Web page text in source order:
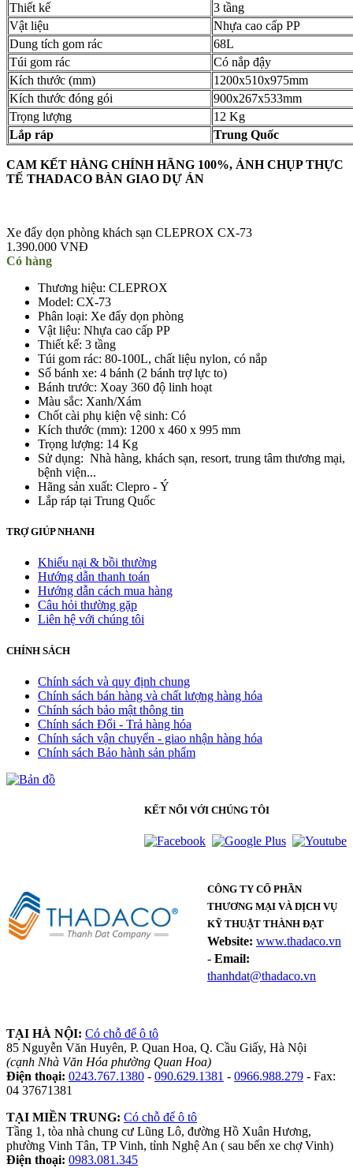
Thiết kế
3 tầng
Vật liệu
Nhựa cao cấp PP
Dung tích gom rác
68L
Túi gom rác
Có nắp đậy
Kích thước (mm)
1200x510x975mm
Kích thước đóng gói
900x267x533mm
Trọng lượng
12 Kg
Lắp ráp
Trung Quốc
CAM KẾT HÀNG CHÍNH HÃNG 100%, ẢNH CHỤP THỰC
TẾ THADACO BÀN GIAO DỰ ÁN
Xe đẩy dọn phòng khách sạn CLEPROX CX-73
1.390.000 VNĐ
Có hàng
Thương hiệu: CLEPROX
Model: CX-73
Phân loại: Xe đẩy dọn phòng
Vật liệu: Nhựa cao cấp PP
Thiết kế: 3 tầng
Túi gom rác: 80-100L, chất liệu nylon, có nắp
Số bánh xe: 4 bánh (2 bánh trợ lực to)
Bánh trước: Xoay 360 độ linh hoạt
Màu sắc: Xanh/Xám
Chốt cài phụ kiện vệ sinh: Có
Kích thước (mm): 1200 x 460 x 995 mm
Trọng lượng: 14 Kg
Sử dụng: Nhà hàng, khách sạn, resort, trung tâm thương mại,
bệnh viện...
Hãng sản xuất: Clepro - Ý
Lắp ráp tại Trung Quốc
TRỢ GIÚP NHANH
Khiếu nại & bồi thường
Hướng dẫn thanh toán
Hướng dẫn cách mua hàng
Câu hỏi thường gặp
Liên hệ với chúng tôi
CHÍNH SÁCH
Chính sách và quy định chung
Chính sách bán hàng và chất lượng hàng hóa
Chính sách bảo mật thông tin
Chính sách Đổi - Trả hàng hóa
Chính sách vận chuyển - giao nhận hàng hóa
Chính sách Bảo hành sản phẩm
KẾT NỐI VỚI CHÚNG TÔI
CÔNG TY CỔ PHẦN
THƯƠNG MẠI VÀ DỊCH VỤ
KỸ THUẬT THÀNH ĐẠT
Website: www.thadaco.vn
- Email:
thanhdat@thadaco.vn
TẠI HÀ NỘI: Có chỗ để ô tô
85 Nguyễn Văn Huyên, P. Quan Hoa, Q. Cầu Giấy, Hà Nội
(cạnh Nhà Văn Hóa phường Quan Hoa)
Điện thoại: 0243.767.1380 - 090.629.1381 - 0966.988.279 - Fax:
04 37671381
TẠI MIỀN TRUNG: Có chỗ để ô tô
Tầng 1, tòa nhà chung cư Lũng Lô, đường Hồ Xuân Hương,
phường Vinh Tân, TP Vinh, tỉnh Nghệ An ( sau bến xe chợ Vinh)
Điện thoại: 0983.081.345